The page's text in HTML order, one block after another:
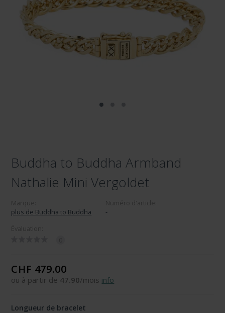
Buddha to Buddha Armband
Nathalie Mini Vergoldet
plus de Buddha to Buddha
-
CHF 479.00
ou à partir de 47.90/mois info
Longueur de bracelet